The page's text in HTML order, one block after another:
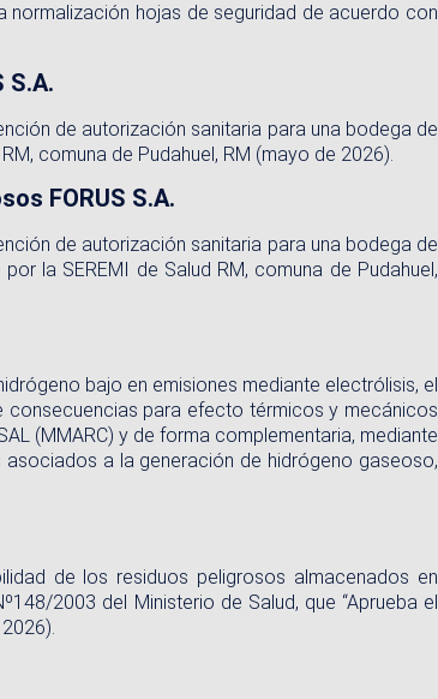
hojas de seguridad de acuerdo con
S.A.
de autorización sanitaria para una bodega de
comuna de Pudahuel, RM (mayo de 2026).
FORUS S.A.
de autorización sanitaria para una bodega de
la SEREMI de Salud RM, comuna de Pudahuel,
bajo en emisiones mediante electrólisis, el
consecuencias para efecto térmicos y mecánicos
(MMARC) y de forma complementaria, mediante
a la generación de hidrógeno gaseoso,
de los residuos peligrosos almacenados en
2003 del Ministerio de Salud, que “Aprueba el